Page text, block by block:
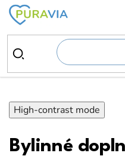
Prejsť
obsah
High-contrast mode
Bylinné